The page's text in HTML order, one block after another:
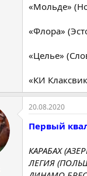
«Мольде»
«Флора»
«Целье»
«КИ
20.08.2020
Первый
КАРАБАХ
ЛЕГИЯ